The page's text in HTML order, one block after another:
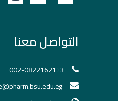
التواصل معنا
002-0822162133